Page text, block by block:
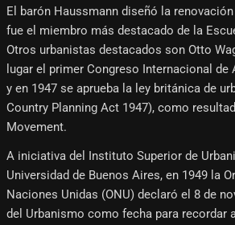
El barón Haussmann diseñó la
fue el miembro más destacado de la
Otros urbanistas destacados son Otto
lugar el primer Congreso Internacional
y en 1947 se aprueba la ley británica de
Country Planning Act 1947), como
Movement.
A iniciativa del Instituto Superior de
Universidad de Buenos Aires, en 1949 la
Naciones Unidas (ONU) declaró el 8 de
del Urbanismo como fecha para recordar